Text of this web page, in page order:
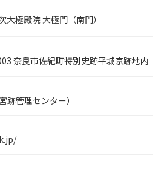
大極殿院 大極門（南門）
奈良市佐紀町特別史跡平城京跡地内
管理センター）